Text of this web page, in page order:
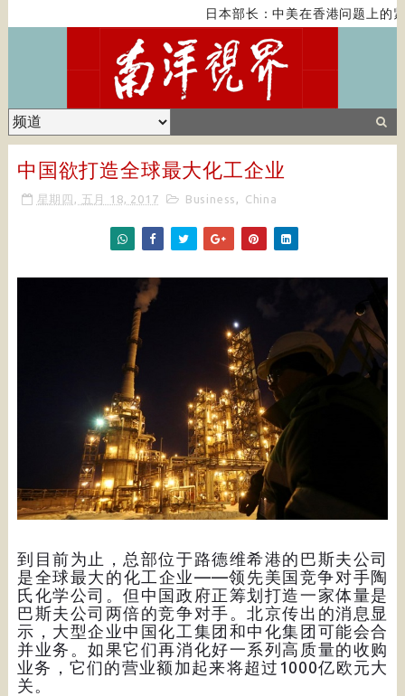
日本部长：中美在香港问题上的紧
中国欲打造全球最大化工企业
星期四, 五月 18, 2017 Business , China
到目前为止，总部位于路德维希港的巴斯夫公司
是全球最大的化工企业——领先美国竞争对手陶
氏化学公司。但中国政府正筹划打造一家体量是
巴斯夫公司两倍的竞争对手。北京传出的消息显
示，大型企业中国化工集团和中化集团可能会合
并业务。如果它们再消化好一系列高质量的收购
业务，它们的营业额加起来将超过1000亿欧元大
关。